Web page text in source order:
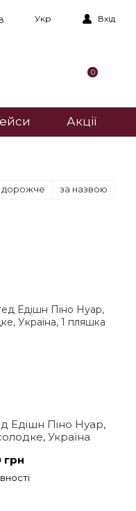
Укр Вхід
0
Акції
дорожче за назвою
Едішн Піно Нуар,
Україна
грн